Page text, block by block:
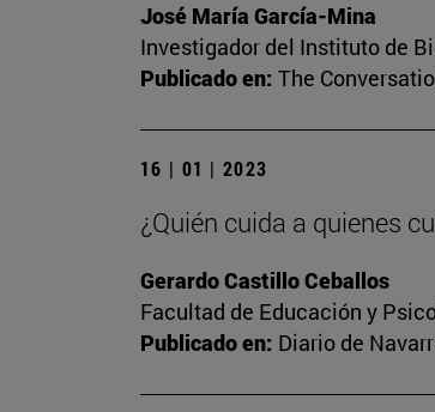
José María García-Mina
Investigador del Instituto de
Publicado en: The
16 | 01 | 2023
¿Quién cuida a quienes
Gerardo Castillo Ceballos
Facultad de Educación y
Publicado en: Diario de